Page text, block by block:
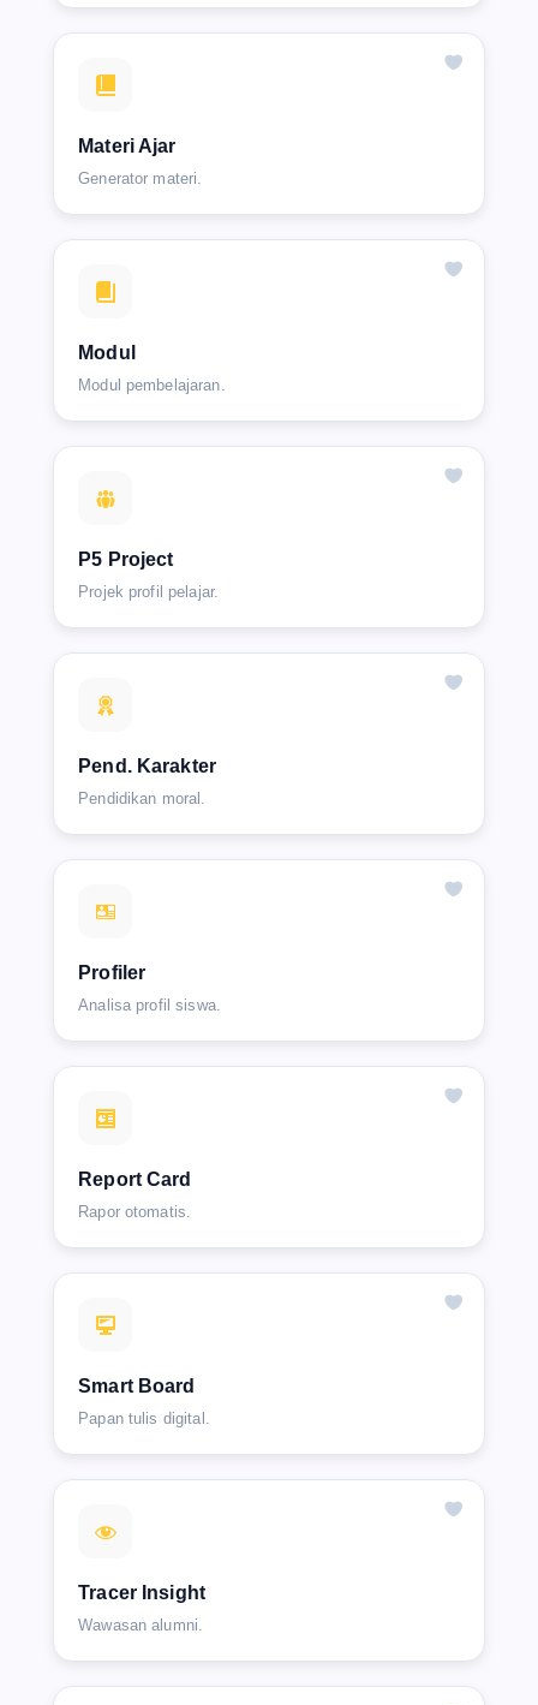
Materi Ajar
Generator materi.
Modul
Modul pembelajaran.
P5 Project
Projek profil pelajar.
Pend. Karakter
Pendidikan moral.
Profiler
Analisa profil siswa.
Report Card
Rapor otomatis.
Smart Board
Papan tulis digital.
Tracer Insight
Wawasan alumni.